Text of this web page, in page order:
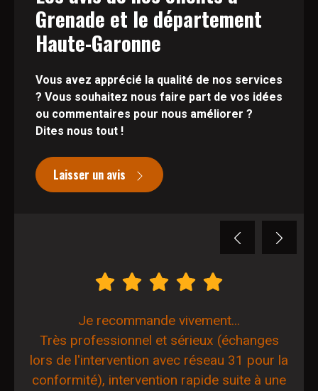
Grenade et le département
Haute-Garonne
Vous avez apprécié la qualité de nos services
? Vous souhaitez nous faire part de vos idées
ou commentaires pour nous améliorer ?
Dites nous tout !
Laisser un avis
Previous
Next
Je recommande vivement...
Très professionnel et sérieux (échanges
lors de l'intervention avec réseau 31 pour la
conformité), intervention rapide suite à une